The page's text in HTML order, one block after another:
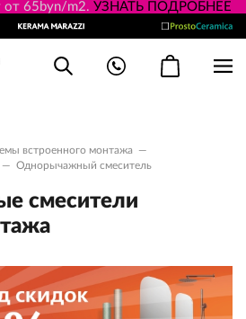
от 65byn/m2. УЗНАТЬ ПОДРОБНЕЕ
встроенного монтажа
—
— Однорычажный смеситель
смесители